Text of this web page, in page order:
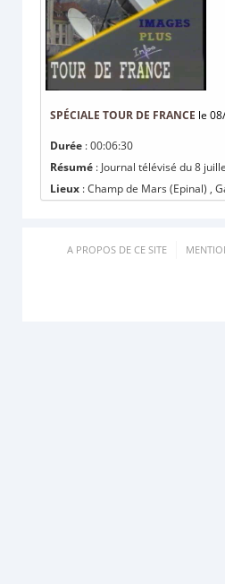
SPÉCIALE TOUR DE FRANCE le
Durée : 00:06:30
Résumé : Journal télévisé du 8
Lieux : Champ de Mars (Epinal) ,
A PROPOS DE CE SITE